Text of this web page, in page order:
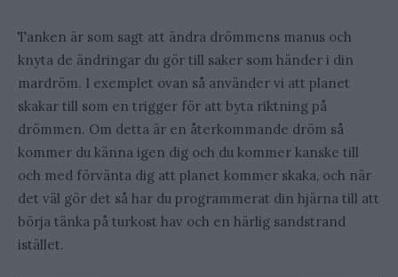
Tanken är som sagt att ändra drömmens manus och
knyta de ändringar du gör till saker som händer i din
mardröm. I exemplet ovan så använder vi att planet
skakar till som en trigger för att byta riktning på
drömmen. Om detta är en återkommande dröm så
kommer du känna igen dig och du kommer kanske till
och med förvänta dig att planet kommer skaka, och när
det väl gör det så har du programmerat din hjärna till att
börja tänka på turkost hav och en härlig sandstrand
istället.